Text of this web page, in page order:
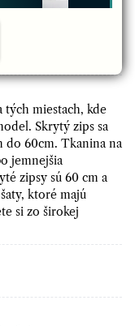
tých miestach, kde
Skrytý zips sa
do 60cm. Tkanina na
jemnejšia
zipsy sú 60 cm a
ktoré majú
si zo širokej